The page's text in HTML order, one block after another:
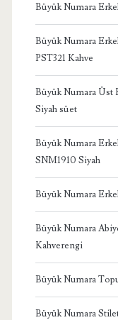
Büyük Numara
Büyük Numara
PST321 Kahve
Büyük Numara Üst
Siyah süet
Büyük Numara
SNM1910 Siyah
Büyük Numara
Büyük Numara
Kahverengi
Büyük Numara
Büyük Numara